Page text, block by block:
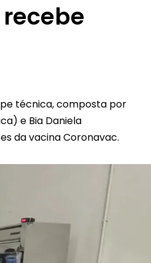
técnica, composta por
e Bia Daniela
da vacina Coronavac.